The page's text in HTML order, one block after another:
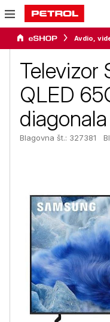
Televizor
QLED
Blagovna št.: 327381